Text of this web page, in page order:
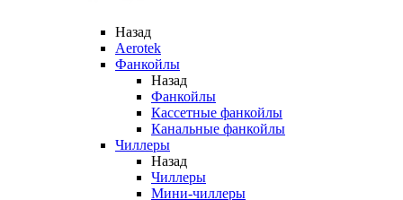
Назад
Aerotek
Фанкойлы
Назад
Фанкойлы
Кассетные фанкойлы
Канальные фанкойлы
Чиллеры
Назад
Чиллеры
Мини-чиллеры